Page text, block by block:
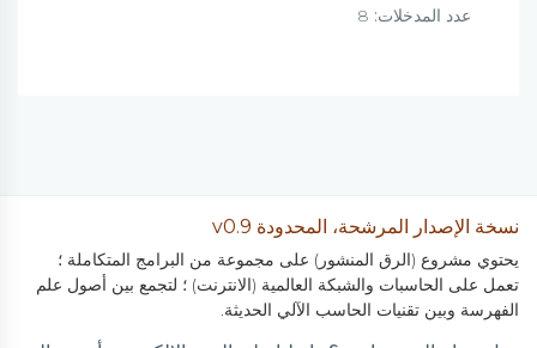
عدد المدخلات:
نسخة الإصدار المرشحة، المحدودة v0.9
يحتوي مشروع (الرق المنشور) على مجموعة من البرامج المتكاملة ؛
تعمل على الحاسبات والشبكة العالمية (الانترنت) ؛ لتجمع بين أصول علم
الفهرسة وبين تقنيات الحاسب الآلي الحديثة.